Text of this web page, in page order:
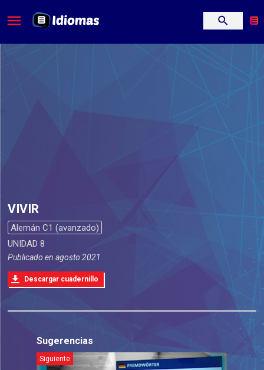
VIVIR
Alemán C1 (avanzado)
UNIDAD 8
Publicado enagosto 2021
Descargar cuadernillo
Sugerencias
Siguiente